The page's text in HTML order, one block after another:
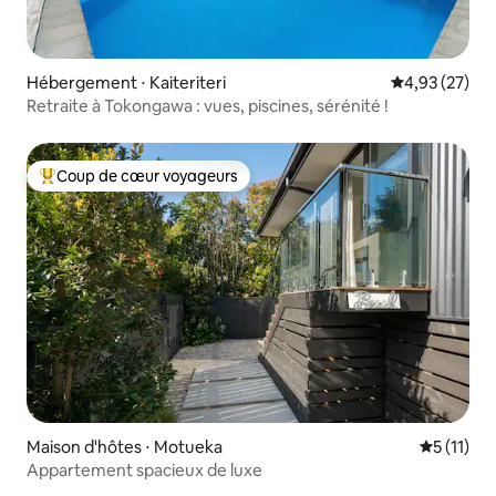
Hébergement ⋅ Kaiteriteri Évaluation
4,93 (27)
Retraite à Tokongawa : vues, piscines, sérénité !
Coups de cœur voyageurs les plus appréciés
Coup de cœur voyageurs
Maison d'hôtes ⋅ Motueka
5 (11)
Appartement spacieux de luxe